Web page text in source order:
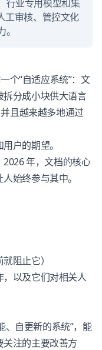
行业专用模型和集
工审核、管控文化
个“自适应系统”：文
分成小块供大语言
且越来越多地通过
户的期望。
年，文档的核心
始终参与其中。
阻止它）
以及它们对相关人
、自更新的系统”，能
注的主要改善方